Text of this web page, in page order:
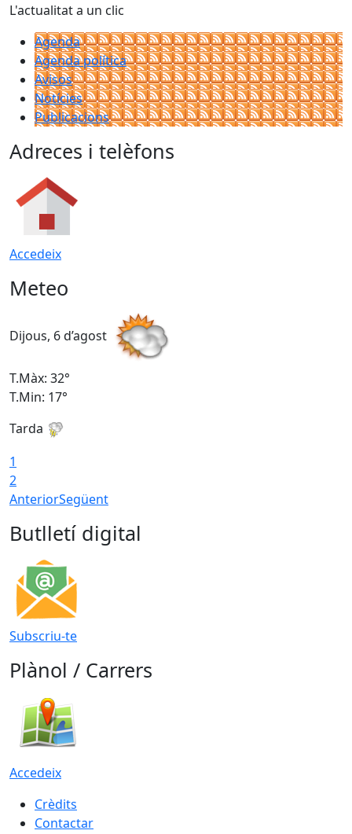
L'actualitat a un clic
Agenda
Agenda política
Avisos
Notícies
Publicacions
Adreces i telèfons
Accedeix
Meteo
Dijous, 6 d’agost
T.Màx: 32°
T.Min: 17°
Tarda
1
2
AnteriorSegüent
Butlletí digital
Subscriu-te
Plànol / Carrers
Accedeix
Crèdits
Contactar